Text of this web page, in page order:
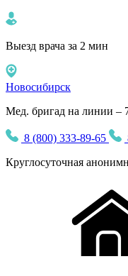
Выезд врача за 2 мин
Новосибирск
Мед. бригад на линии –
8 (800) 333-89-65
Круглосуточная